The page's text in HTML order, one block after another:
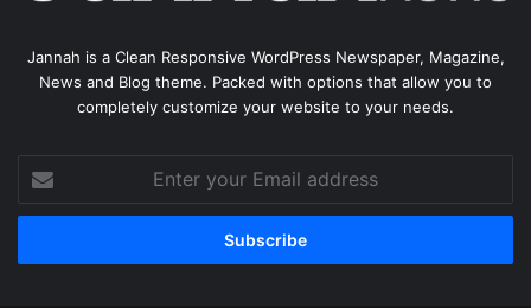
Jannah is a Clean Responsive WordPress Newspaper, Magazine,
News and Blog theme. Packed with options that allow you to
completely customize your website to your needs.
your
Email